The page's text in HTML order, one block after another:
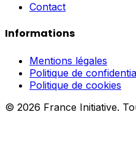
Contact
Informations
Mentions légales
Politique de
Politique de cookies
© 2026 France Initiative.